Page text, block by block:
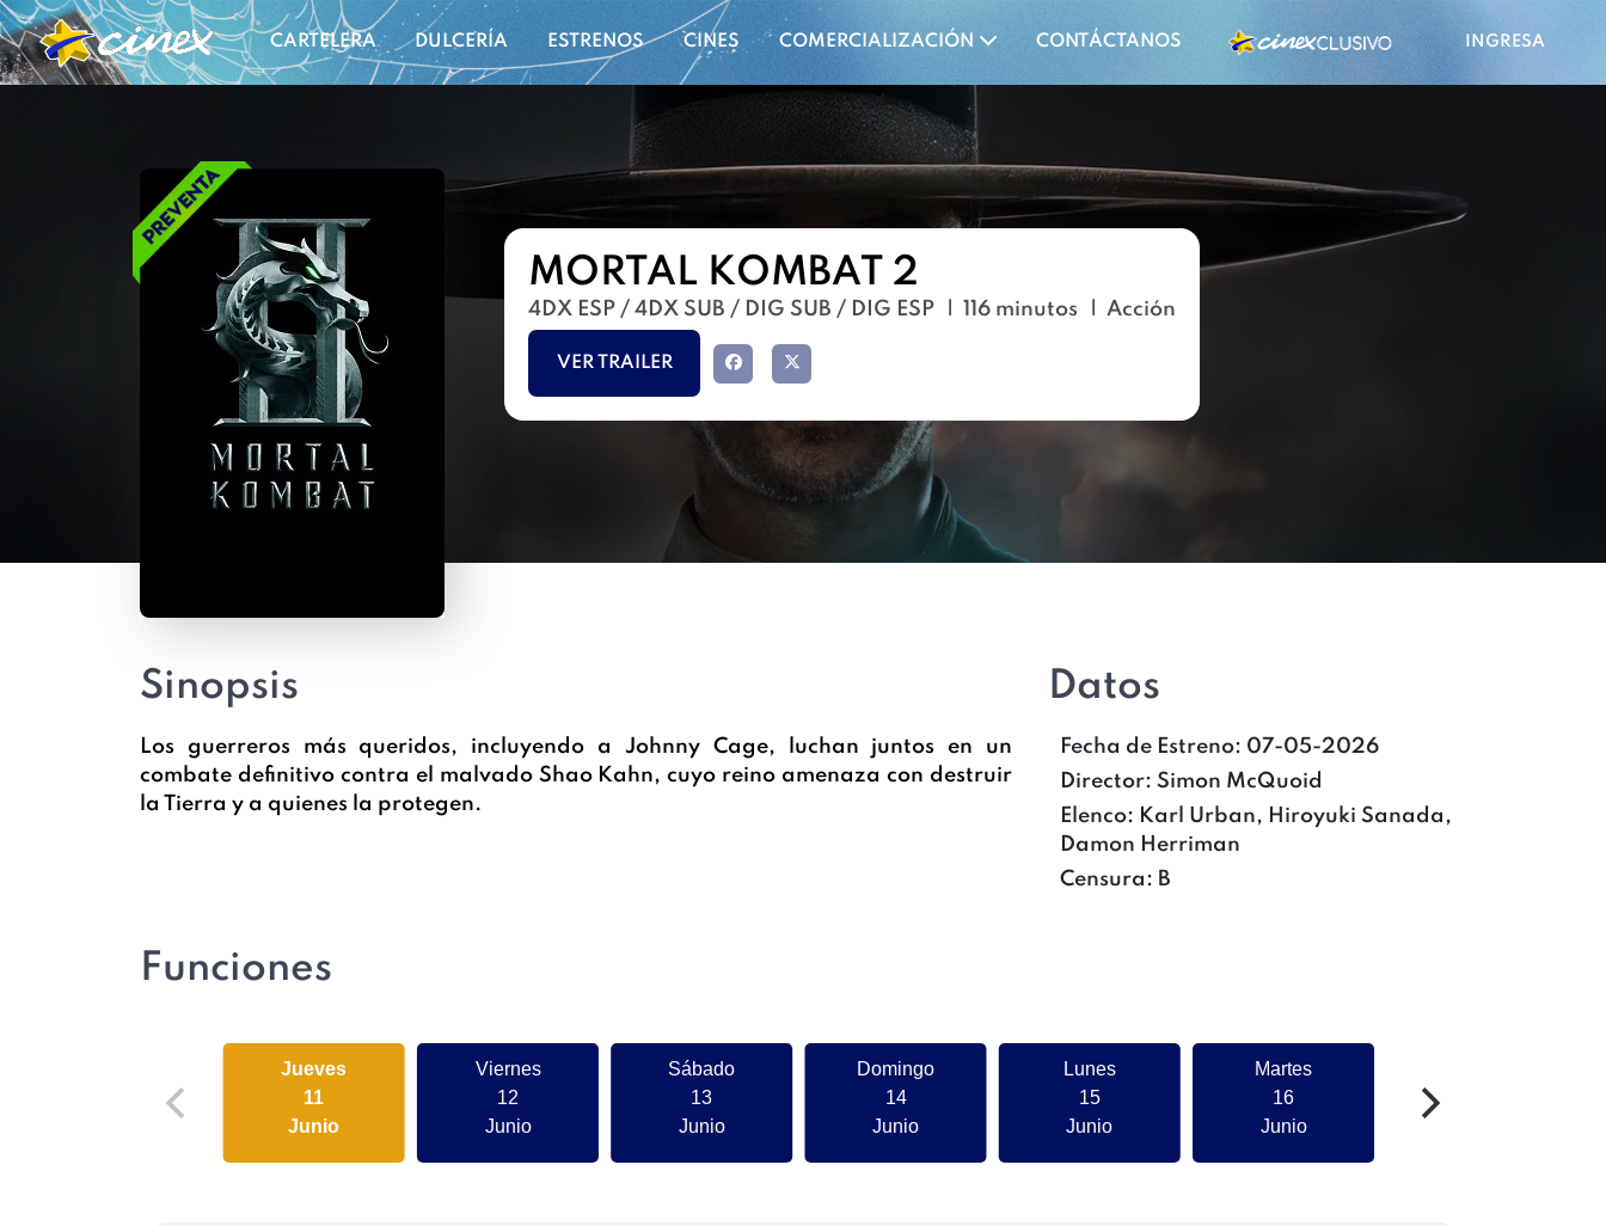
CARTELERA DULCERÍA ESTRENOS CINES COMERCIALIZACIÓN CONTÁCTANOS INGRESA
MORTAL KOMBAT 2
4DX ESP / 4DX SUB / DIG SUB / DIG ESP 116 minutos Acción
VER TRAILER
Sinopsis
Los guerreros más queridos, incluyendo a Johnny Cage, luchan juntos en un
combate definitivo contra el malvado Shao Kahn, cuyo reino amenaza con destruir
la Tierra y a quienes la protegen.
Datos
Fecha de Estreno: 07-05-2026
Director: Simon McQuoid
Elenco: Karl Urban, Hiroyuki Sanada,
Damon Herriman
Censura: B
Funciones
Jueves
11
Junio
Viernes
12
Junio
Sábado
13
Junio
Domingo
14
Junio
Lunes
15
Junio
Martes
16
Junio